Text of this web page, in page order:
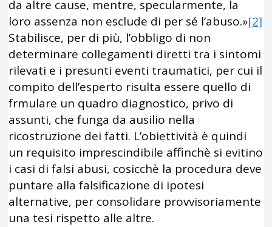
da altre cause, mentre, specularmente, la
loro assenza non esclude di per sé l’abuso.»[2]
Stabilisce, per di più, l’obbligo di non
determinare collegamenti diretti tra i sintomi
rilevati e i presunti eventi traumatici, per cui il
compito dell’esperto risulta essere quello di
frmulare un quadro diagnostico, privo di
assunti, che funga da ausilio nella
ricostruzione dei fatti. L’obiettività è quindi
un requisito imprescindibile affinchè si evitino
i casi di falsi abusi, cosicchè la procedura deve
puntare alla falsificazione di ipotesi
alternative, per consolidare provvisoriamente
una tesi rispetto alle altre.